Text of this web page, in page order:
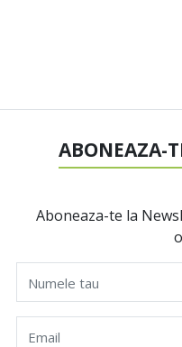
ABONEAZA-
Aboneaza-te la
Numele tau
Email